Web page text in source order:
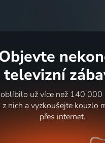
televizní
už více než 140 000
z nich a vyzkoušejte kouzlo
přes internet.